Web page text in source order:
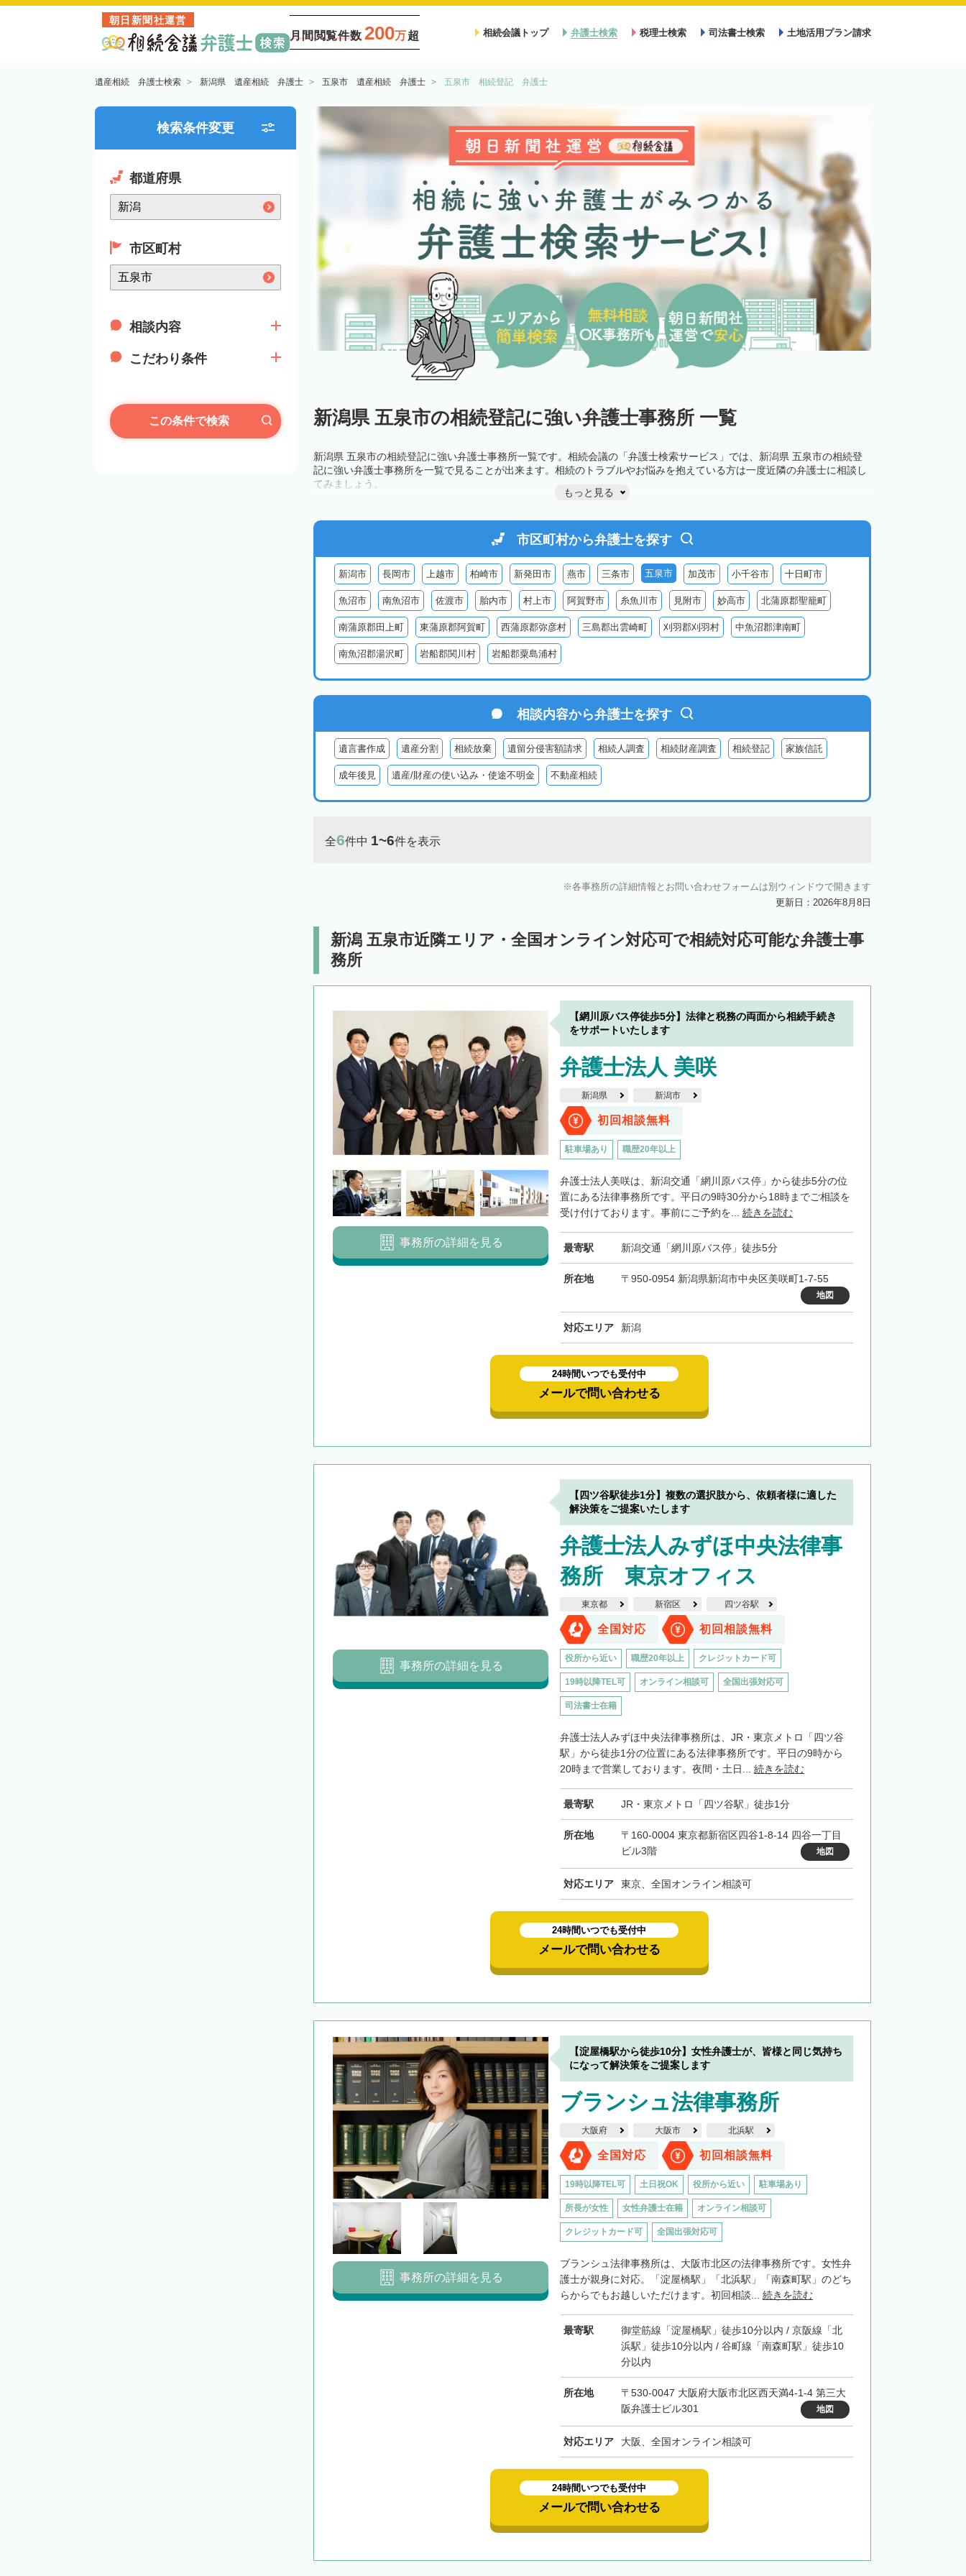
朝日新聞社運営
月間閲覧件数 200万超 相続会議トップ 弁護士検索 税理士検索 司法書士検索 土地活用プラン請求
遺産相続 弁護士検索 新潟県 遺産相続 弁護士 五泉市 遺産相続 弁護士 五泉市 相続登記 弁護士
検索条件変更
都道府県
市区町村
相談内容
こだわり条件
この条件で検索 新潟県 五泉市の相続登記に強い弁護士事務所 一覧
新潟県 五泉市の相続登記に強い弁護士事務所一覧です。相続会議の「弁護士検索サービス」では、新潟県 五泉市の相続登
記に強い弁護士事務所を一覧で見ることが出来ます。相続のトラブルやお悩みを抱えている方は一度近隣の弁護士に相談し
てみましょう。
もっと見る
市区町村から弁護士を探す
新潟市 長岡市 上越市 柏崎市 新発田市 燕市 三条市 五泉市 加茂市 小千谷市 十日町市
魚沼市 南魚沼市 佐渡市 胎内市 村上市 阿賀野市 糸魚川市 見附市 妙高市 北蒲原郡聖籠町
南蒲原郡田上町 東蒲原郡阿賀町 西蒲原郡弥彦村 三島郡出雲崎町 刈羽郡刈羽村 中魚沼郡津南町
南魚沼郡湯沢町 岩船郡関川村 岩船郡粟島浦村
相談内容から弁護士を探す
遺言書作成 遺産分割 相続放棄 遺留分侵害額請求 相続人調査 相続財産調査 相続登記 家族信託
成年後見 遺産/財産の使い込み・使途不明金 不動産相続
全6件中 1~6件を表示
各事務所の詳細情報とお問い合わせフォームは別ウィンドウで開きます
更新日：2026年8月8日
新潟 五泉市近隣エリア・全国オンライン対応可で相続対応可能な弁護士事
務所
【網川原バス停徒歩5分】法律と税務の両面から相続手続き
をサポートいたします
弁護士法人 美咲
新潟県 新潟市
初回相談無料
駐車場あり 職歴20年以上
弁護士法人美咲は、新潟交通「網川原バス停」から徒歩5分の位
置にある法律事務所です。平日の9時30分から18時までご相談を
受け付けております。事前にご予約を... 続きを読む
最寄駅 新潟交通「網川原バス停」徒歩5分
所在地 〒950-0954 新潟県新潟市中央区美咲町1-7-55
地図
対応エリア 新潟
事務所の詳細を見る
24時間いつでも受付中
メールで問い合わせる
【四ツ谷駅徒歩1分】複数の選択肢から、依頼者様に適した
解決策をご提案いたします
弁護士法人みずほ中央法律事
務所 東京オフィス
東京都 新宿区 四ツ谷駅
全国対応 初回相談無料
役所から近い 職歴20年以上 クレジットカード可
19時以降TEL可 オンライン相談可 全国出張対応可
司法書士在籍
弁護士法人みずほ中央法律事務所は、JR・東京メトロ「四ツ谷
駅」から徒歩1分の位置にある法律事務所です。平日の9時から
20時まで営業しております。夜間・土日... 続きを読む
最寄駅 JR・東京メトロ「四ツ谷駅」徒歩1分
所在地
〒160-0004 東京都新宿区四谷1-8-14 四谷一丁目
ビル3階
地図
対応エリア 東京、全国オンライン相談可
事務所の詳細を見る
24時間いつでも受付中
メールで問い合わせる
【淀屋橋駅から徒歩10分】女性弁護士が、皆様と同じ気持ち
になって解決策をご提案します
ブランシュ法律事務所
大阪府 大阪市 北浜駅
全国対応 初回相談無料
19時以降TEL可 土日祝OK 役所から近い 駐車場あり
所長が女性 女性弁護士在籍 オンライン相談可
クレジットカード可 全国出張対応可
ブランシュ法律事務所は、大阪市北区の法律事務所です。女性弁
護士が親身に対応。「淀屋橋駅」「北浜駅」「南森町駅」のどち
らからでもお越しいただけます。初回相談... 続きを読む
最寄駅
御堂筋線「淀屋橋駅」徒歩10分以内 / 京阪線「北
浜駅」徒歩10分以内 / 谷町線「南森町駅」徒歩10
分以内
所在地
〒530-0047 大阪府大阪市北区西天満4-1-4 第三大
阪弁護士ビル301
地図
対応エリア 大阪、全国オンライン相談可
事務所の詳細を見る
24時間いつでも受付中
メールで問い合わせる